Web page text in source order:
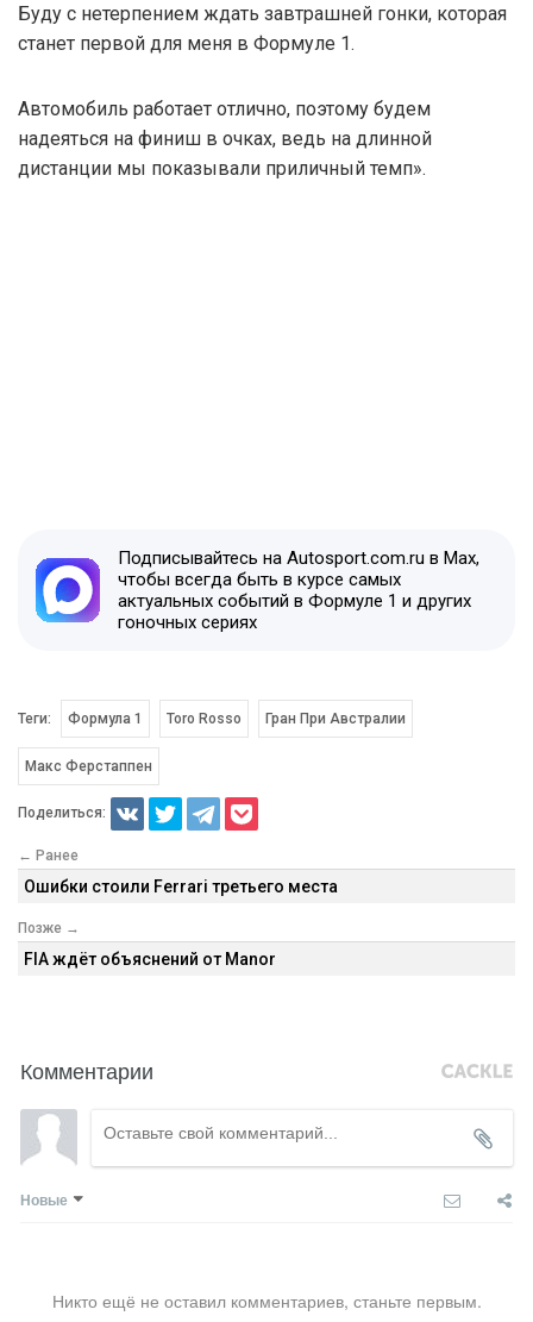
Буду с нетерпением ждать завтрашней гонки, которая
станет первой для меня в Формуле 1.
Автомобиль работает отлично, поэтому будем
надеяться на финиш в очках, ведь на длинной
дистанции мы показывали приличный темп».
Подписывайтесь на Autosport.com.ru в Max,
чтобы всегда быть в курсе самых
актуальных событий в Формуле 1 и других
гоночных сериях
Теги: Формула 1 Toro Rosso Гран При Австралии
Макс Ферстаппен
Поделиться:
← Ранее
Ошибки стоили Ferrari третьего места
Позже →
FIA ждёт объяснений от Manor
Комментарии
Новые
Никто ещё не оставил комментариев, станьте первым.